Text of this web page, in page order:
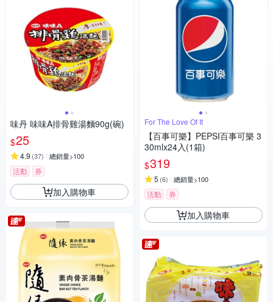
味丹 味味A排骨雞湯麵90g(碗)
$25
4.9 (37) 總銷量>100
活動 券
加入購物車
For The Love Of It
【百事可樂】PEPSI百事可樂 3
30mlx24入(1箱)
$319
5 (6) 總銷量>100
活動 券
加入購物車